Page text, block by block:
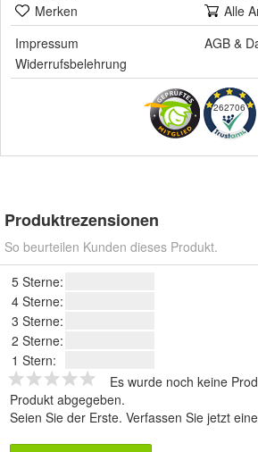
Merken
Alle
Impressum
AGB &
Widerrufsbelehrung
262706
Produktrezensionen
So beurteilen Kunden dieses Produkt.
5 Sterne:
4 Sterne:
3 Sterne:
2 Sterne:
1 Stern:
Es wurde noch keine
Produkt abgegeben.
Seien Sie der Erste. Verfassen Sie jetzt